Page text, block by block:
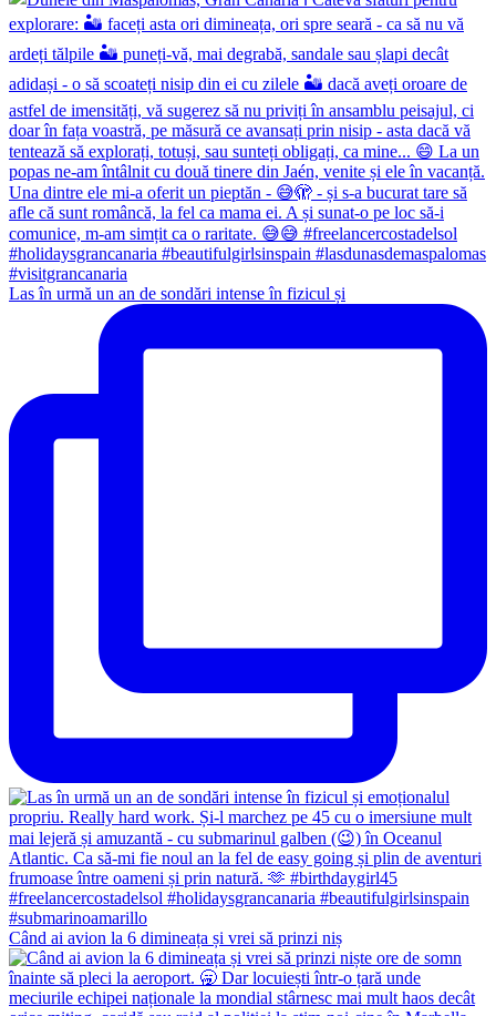
Las în urmă un an de sondări intense în fizicul și
Când ai avion la 6 dimineața și vrei să prinzi niș